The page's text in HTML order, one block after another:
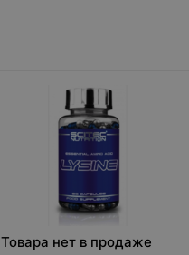
Товара нет в продаже